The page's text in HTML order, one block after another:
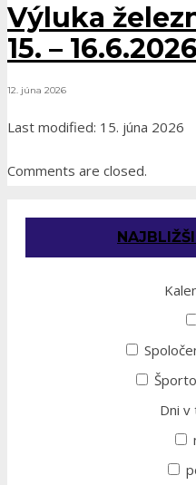
Výluka
15. – 16.6.2026
12. júna 2026
Last modified: 15. júna 2026
Comments are closed.
Dni v